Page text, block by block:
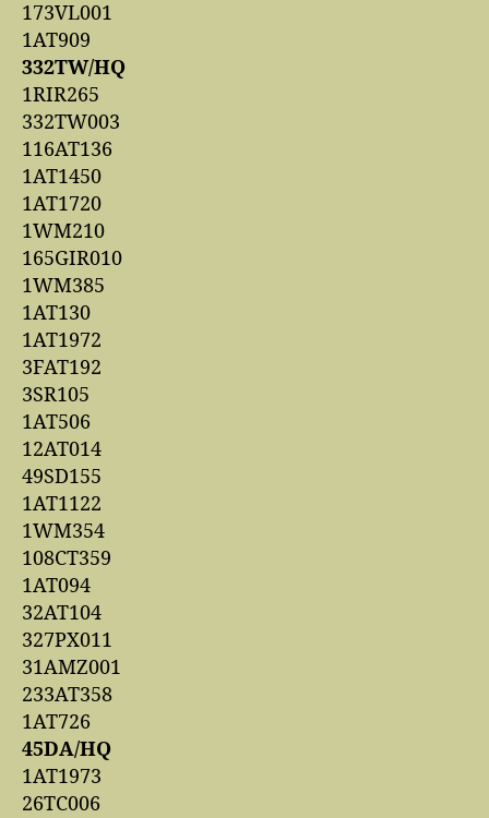
173VL001
1AT909
332TW/HQ
1RIR265
332TW003
116AT136
1AT1450
1AT1720
1WM210
165GIR010
1WM385
1AT130
1AT1972
3FAT192
3SR105
1AT506
12AT014
49SD155
1AT1122
1WM354
108CT359
1AT094
32AT104
327PX011
31AMZ001
233AT358
1AT726
45DA/HQ
1AT1973
26TC006